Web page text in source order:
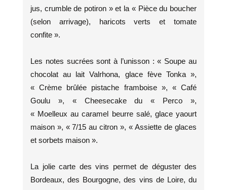
jus, crumble de potiron » et la « Pièce du boucher
(selon arrivage), haricots verts et tomate
confite ».
Les notes sucrées sont à l’unisson : « Soupe au
chocolat au lait Valrhona, glace fève Tonka »,
« Crème brûlée pistache framboise », « Café
Goulu », « Cheesecake du « Perco »,
« Moelleux au caramel beurre salé, glace yaourt
maison », « 7/15 au citron », « Assiette de glaces
et sorbets maison ».
La jolie carte des vins permet de déguster des
Bordeaux, des Bourgogne, des vins de Loire, du